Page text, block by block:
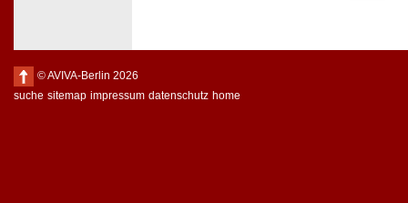
© AVIVA-Berlin 2026
suche sitemap impressum datenschutz home